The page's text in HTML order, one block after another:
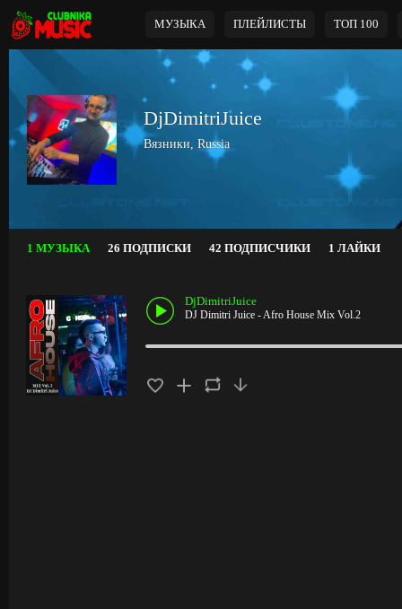
МУЗЫКА ПЛЕЙЛИСТЫ ТОП 100
DjDimitriJuice
Вязники, Russia
1 МУЗЫКА 26 ПОДПИСКИ 42 ПОДПИСЧИКИ 1 ЛАЙКИ
DjDimitriJuice
DJ Dimitri Juice - Afro House Mix Vol.2